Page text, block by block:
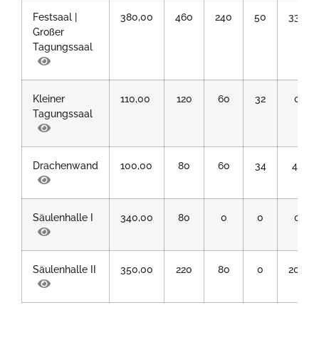
Festsaal |
Großer
Tagungssaal
380,00 460 240 50 330
Kleiner
Tagungssaal
110,00 120 60 32 0
Drachenwand 100,00 80 60 34 48
Säulenhalle I 340,00 80 0 0 0
Säulenhalle II 350,00 220 80 0 200